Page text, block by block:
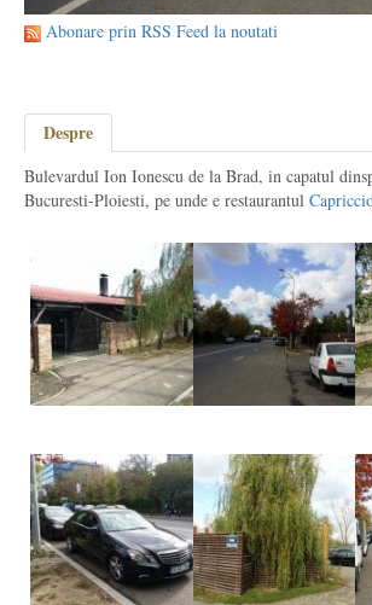
Abonare prin RSS Feed la noutati
Despre
Bulevardul Ion Ionescu de la Brad, in capatul
Bucuresti-Ploiesti, pe unde e restaurantul